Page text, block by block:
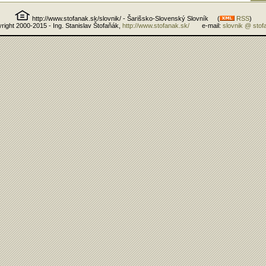
http://www.stofanak.sk/slovnik/ - Šarišsko-Slovenský Slovník ( RSS)
2000-2015 - Ing. Stanislav Štofaňák,
http://www.stofanak.sk/e-mail: slovnik @